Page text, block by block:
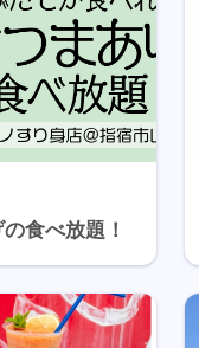
食べ放題！